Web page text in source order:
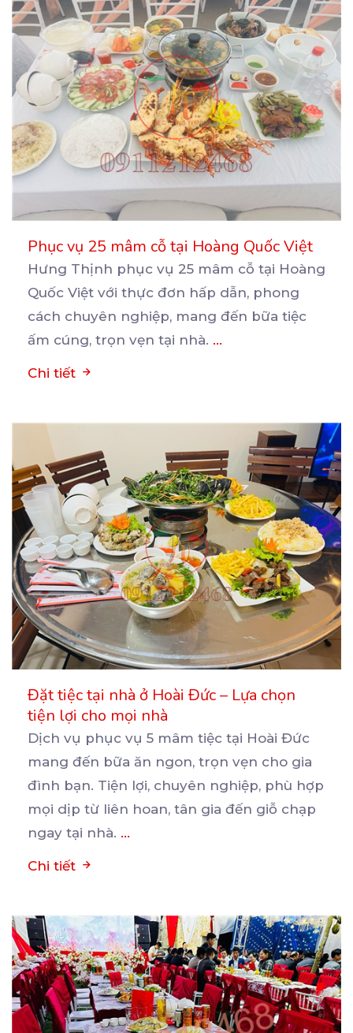
Phục vụ 25 mâm cỗ tại Hoàng Quốc Việt
Hưng Thịnh phục vụ 25 mâm cỗ tại Hoàng
Quốc Việt với thực đơn hấp dẫn, phong
cách chuyên nghiệp, mang đến bữa tiệc
ấm cúng, trọn vẹn tại nhà. ...
Chi tiết
Đặt tiệc tại nhà ở Hoài Đức – Lựa chọn
tiện lợi cho mọi nhà
Dịch vụ phục vụ 5 mâm tiệc tại Hoài Đức
mang đến bữa ăn ngon, trọn vẹn cho gia
đình bạn. Tiện lợi, chuyên nghiệp, phù hợp
mọi dịp từ liên hoan, tân gia đến giỗ chạp
ngay tại nhà. ...
Chi tiết